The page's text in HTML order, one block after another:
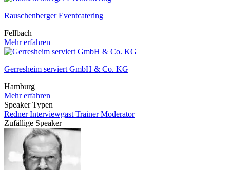
Rauschenberger Eventcatering
Fellbach
Mehr erfahren
Gerresheim serviert GmbH & Co. KG
Hamburg
Mehr erfahren
Speaker Typen
RednerInterviewgast TrainerModerator
Zufällige Speaker